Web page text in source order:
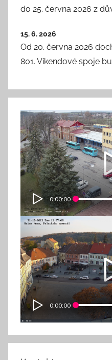
do 25. června 2026 z
15. 6. 2026
Od 20. června 2026
801. Víkendové spoje
0:00:00
0:00:00